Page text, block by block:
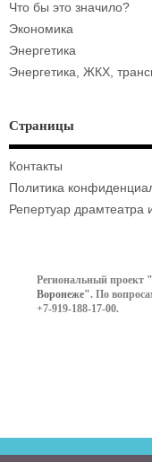
Что бы это значило?
Экономика
Энергетика
Энергетика, ЖКХ,
Страницы
Контакты
Политика
Репертуар драмтеатра
Региональный проект
Воронеже". По
+7-919-188-17-00.